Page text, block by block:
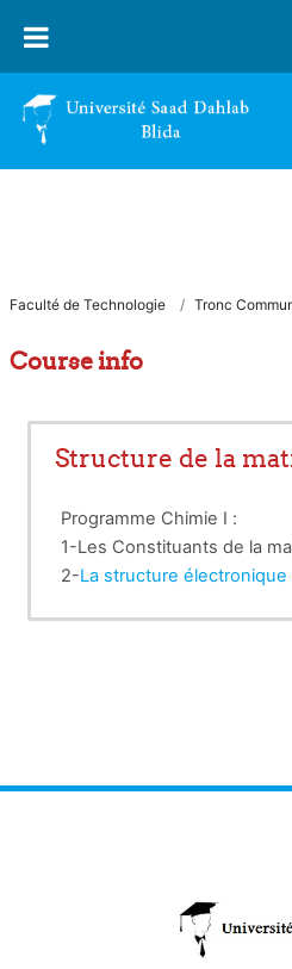
Faculté de Technologie Tronc
Course info
Structure de la
Programme Chimie I :
1-Les Constituants de la
2-La structure électronique